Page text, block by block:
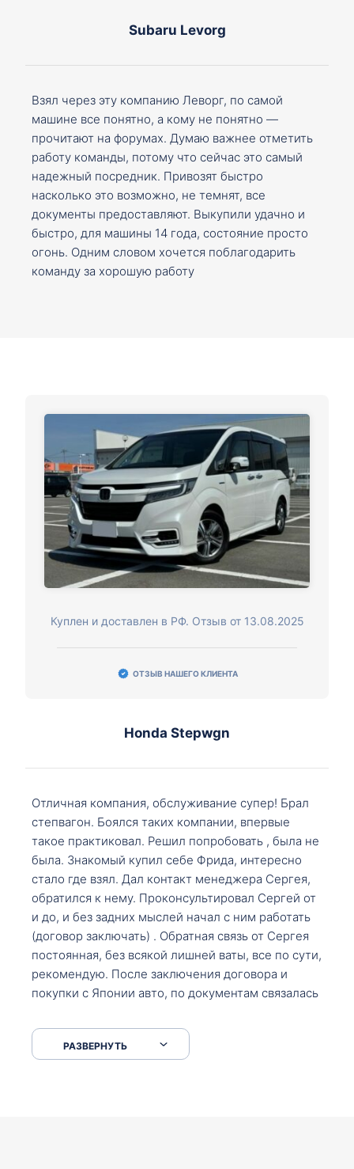
Subaru Levorg
Взял через эту компанию Леворг, по самой
машине все понятно, а кому не понятно —
прочитают на форумах. Думаю важнее отметить
работу команды, потому что сейчас это самый
надежный посредник. Привозят быстро
насколько это возможно, не темнят, все
документы предоставляют. Выкупили удачно и
быстро, для машины 14 года, состояние просто
огонь. Одним словом хочется поблагодарить
команду за хорошую работу
Куплен и доставлен в РФ. Отзыв от 13.08.2025
ОТЗЫВ НАШЕГО КЛИЕНТА
Honda Stepwgn
Отличная компания, обслуживание супер! Брал
степвагон. Боялся таких компании, впервые
такое практиковал. Решил попробовать , была не
была. Знакомый купил себе Фрида, интересно
стало где взял. Дал контакт менеджера Сергея,
обратился к нему. Проконсультировал Сергей от
и до, и без задних мыслей начал с ним работать
(договор заключать) . Обратная связь от Сергея
постоянная, без всякой лишней ваты, все по сути,
рекомендую. После заключения договора и
покупки с Японии авто, по документам связалась
что заполнить, куда зайти, образцы и т.д. После
приехал за авто. Меня тепло встретили Сергей с
РАЗВЕРНУТЬ